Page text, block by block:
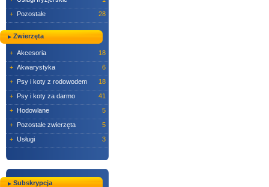
+ Pozostałe 28
Zwierzęta
+ Akcesoria
18
+ Akwarystyka
6
+ Psy i koty z rodowodem
18
+ Psy i koty za darmo
41
+ Hodowlane
5
+ Pozostałe zwierzęta
5
+ Usługi 3
Subskrypcja